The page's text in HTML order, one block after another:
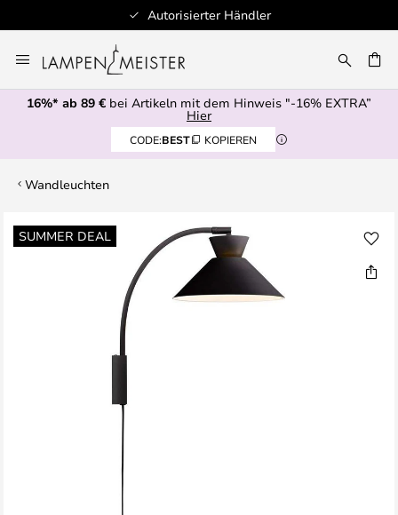
Autorisierter Händler
Inhalt
springen
16%* ab 89 € bei Artikeln mit dem Hinweis "-16% EXTRA”
Hier
CODE:BEST KOPIEREN
Wandleuchten
SUMMER DEAL
Zum
Ende